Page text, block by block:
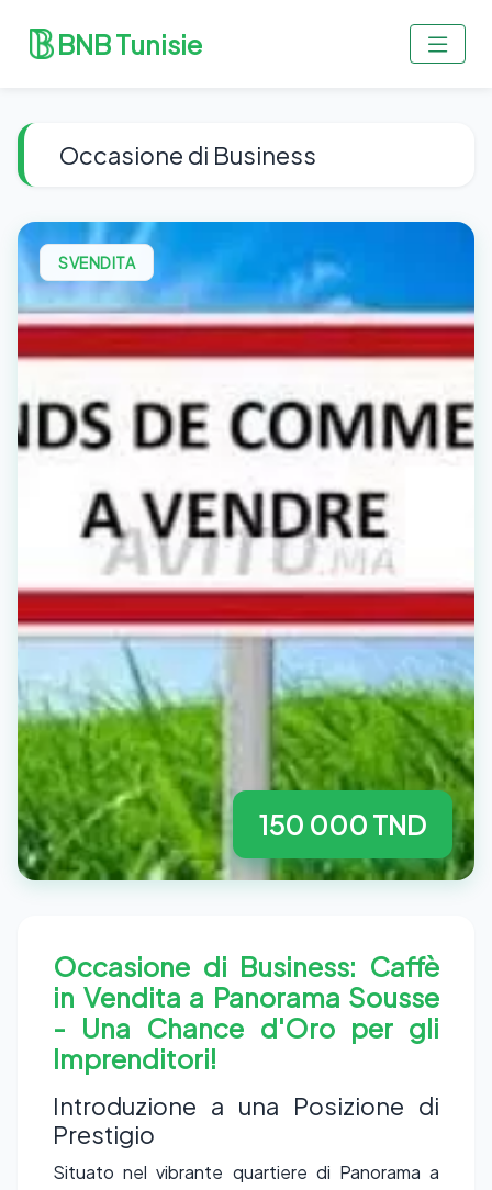
BNB Tunisie
Occasione di Business
SVENDITA
150 000 TND
Occasione di Business: Caffè
in Vendita a Panorama Sousse
- Una Chance d'Oro per gli
Imprenditori!
Introduzione a una Posizione di
Prestigio
Situato nel vibrante quartiere di Panorama a